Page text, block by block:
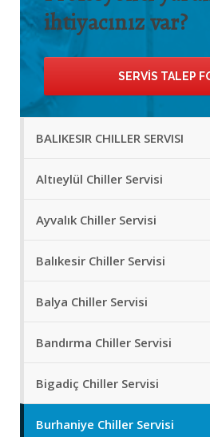
ihtiyacınız var?
SERVIS TALEP
BALIKESIR CHILLER SERVISI
Altıeylül Chiller Servisi
Ayvalık Chiller Servisi
Balıkesir Chiller Servisi
Balya Chiller Servisi
Bandırma Chiller Servisi
Bigadiç Chiller Servisi
Burhaniye Chiller Servisi